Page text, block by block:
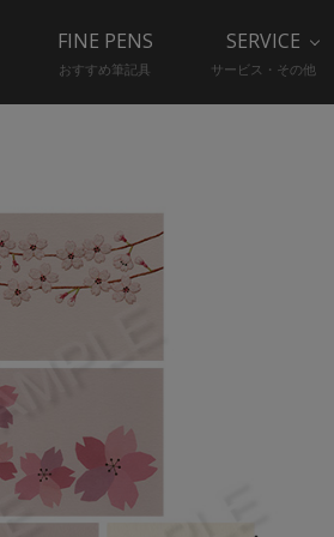
FINE PENS
おすすめ筆記具
SERVICE
サービス・その他